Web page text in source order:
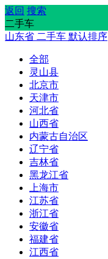
返回 搜索
二手车
山东省 二手车 默认排序
全部
灵山县
北京市
天津市
河北省
山西省
内蒙古自治区
辽宁省
吉林省
黑龙江省
上海市
江苏省
浙江省
安徽省
福建省
江西省